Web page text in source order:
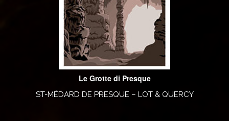
Le Grotte di Presque
ST-MÉDARD DE PRESQUE – LOT & QUERCY